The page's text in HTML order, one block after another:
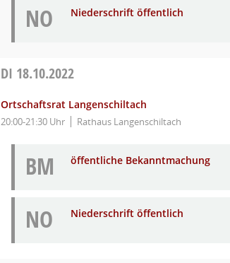
NO Niederschrift öffentlich
DI 18.10.2022
Ortschaftsrat Langenschiltach
20:00-21:30 Uhr Rathaus Langenschiltach
BM öffentliche Bekanntmachung
NO Niederschrift öffentlich